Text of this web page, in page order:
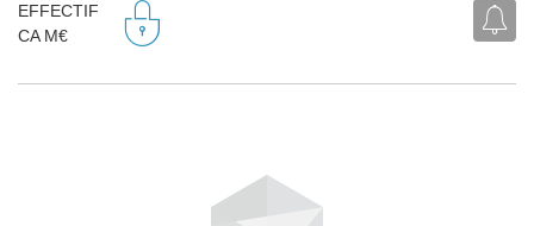
EFFECTIF
CA M€